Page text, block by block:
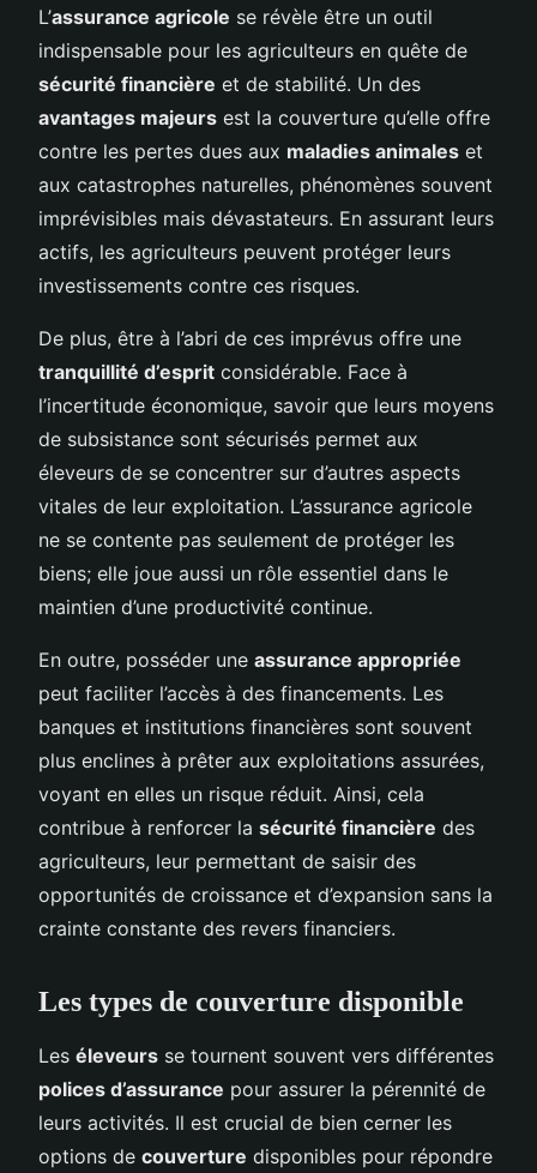
L’assurance agricole se révèle être un outil
indispensable pour les agriculteurs en quête de
sécurité financière et de stabilité. Un des
avantages majeurs est la couverture qu’elle offre
contre les pertes dues aux maladies animales et
aux catastrophes naturelles, phénomènes souvent
imprévisibles mais dévastateurs. En assurant leurs
actifs, les agriculteurs peuvent protéger leurs
investissements contre ces risques.
De plus, être à l’abri de ces imprévus offre une
tranquillité d’esprit considérable. Face à
l’incertitude économique, savoir que leurs moyens
de subsistance sont sécurisés permet aux
éleveurs de se concentrer sur d’autres aspects
vitales de leur exploitation. L’assurance agricole
ne se contente pas seulement de protéger les
biens; elle joue aussi un rôle essentiel dans le
maintien d’une productivité continue.
En outre, posséder une assurance appropriée
peut faciliter l’accès à des financements. Les
banques et institutions financières sont souvent
plus enclines à prêter aux exploitations assurées,
voyant en elles un risque réduit. Ainsi, cela
contribue à renforcer la sécurité financière des
agriculteurs, leur permettant de saisir des
opportunités de croissance et d’expansion sans la
crainte constante des revers financiers.
Les types de couverture disponible
Les éleveurs se tournent souvent vers différentes
polices d’assurance pour assurer la pérennité de
leurs activités. Il est crucial de bien cerner les
options de couverture disponibles pour répondre